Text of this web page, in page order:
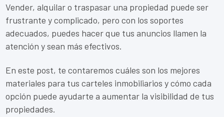
Vender, alquilar o traspasar una propiedad puede ser
frustrante y complicado, pero con los soportes
adecuados, puedes hacer que tus anuncios llamen la
atención y sean más efectivos.
En este post, te contaremos cuáles son los mejores
materiales para tus carteles inmobiliarios y cómo cada
opción puede ayudarte a aumentar la visibilidad de tus
propiedades.